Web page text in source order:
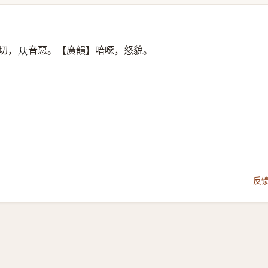
𠀤音惡。【廣韻】喑噁，怒貌。
反